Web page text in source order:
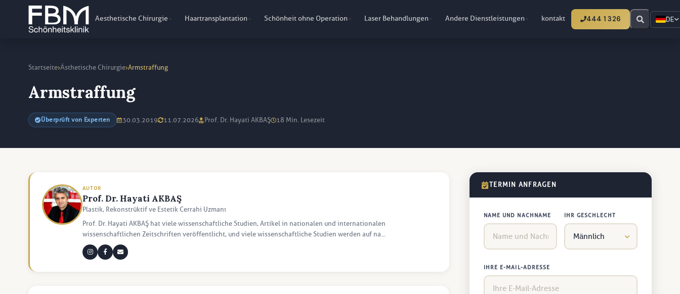
Aesthetische Chirurgie Haartransplantation Schönheit ohne Operation Laser Behandlungen Andere Dienstleistungen kontakt 444 1 326 DE
Startseite›Ästhetische Chirurgie›Armstraffung
Armstraffung
Überprüft von Experten 30.03.2019 11.07.2026 Prof. Dr. Hayati AKBAŞ 18 Min. Lesezeit
AUTOR
Prof. Dr. Hayati AKBAŞ
Plastik, Rekonstrüktif ve Estetik Cerrahi Uzmanı
Prof. Dr. Hayati AKBAŞ hat viele wissenschaftliche Studien, Artikel in nationalen und internationalen
wissenschaftlichen Zeitschriften veröffentlicht, und viele wissenschaftliche Studien werden auf na...
TERMIN ANFRAGEN
NAME UND NACHNAME IHR GESCHLECHT
IHRE E-MAIL-ADRESSE